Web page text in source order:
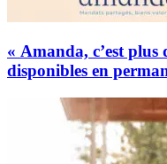
« Amanda, c’est plus
disponibles en